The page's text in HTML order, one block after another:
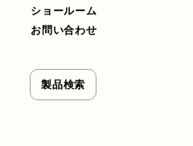
ショールーム
お問い合わせ
製品検索